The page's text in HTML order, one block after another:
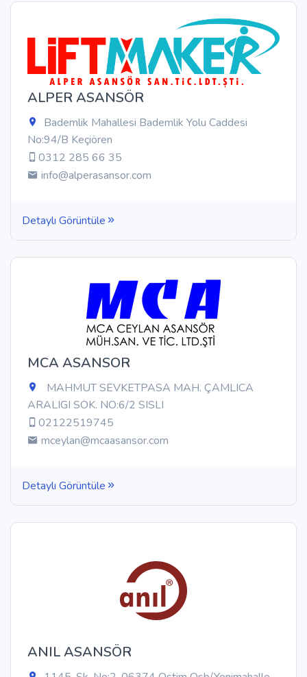
ALPER ASANSÖR
Bademlik Mahallesi Bademlik Yolu Caddesi
No:94/B Keçiören
0312 285 66 35
info@alperasansor.com
Detaylı Görüntüle
MCA ASANSOR
MAHMUT SEVKETPASA MAH. ÇAMLICA
ARALIGI SOK. NO:6/2 SISLI
02122519745
mceylan@mcaasansor.com
Detaylı Görüntüle
ANIL ASANSÖR